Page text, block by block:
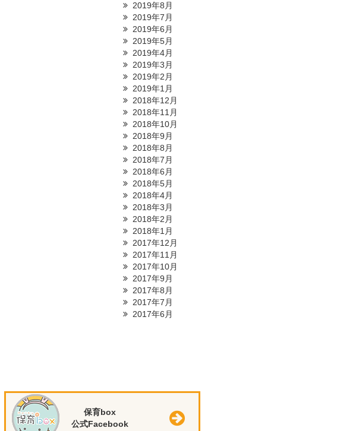
2019年8月
2019年7月
2019年6月
2019年5月
2019年4月
2019年3月
2019年2月
2019年1月
2018年12月
2018年11月
2018年10月
2018年9月
2018年8月
2018年7月
2018年6月
2018年5月
2018年4月
2018年3月
2018年2月
2018年1月
2017年12月
2017年11月
2017年10月
2017年9月
2017年8月
2017年7月
2017年6月
保育box
公式Facebook